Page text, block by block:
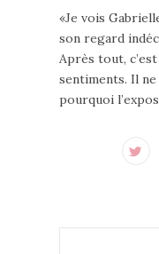
«Je vois
son regard
Après tout,
sentiments. Il ne
pourquoi